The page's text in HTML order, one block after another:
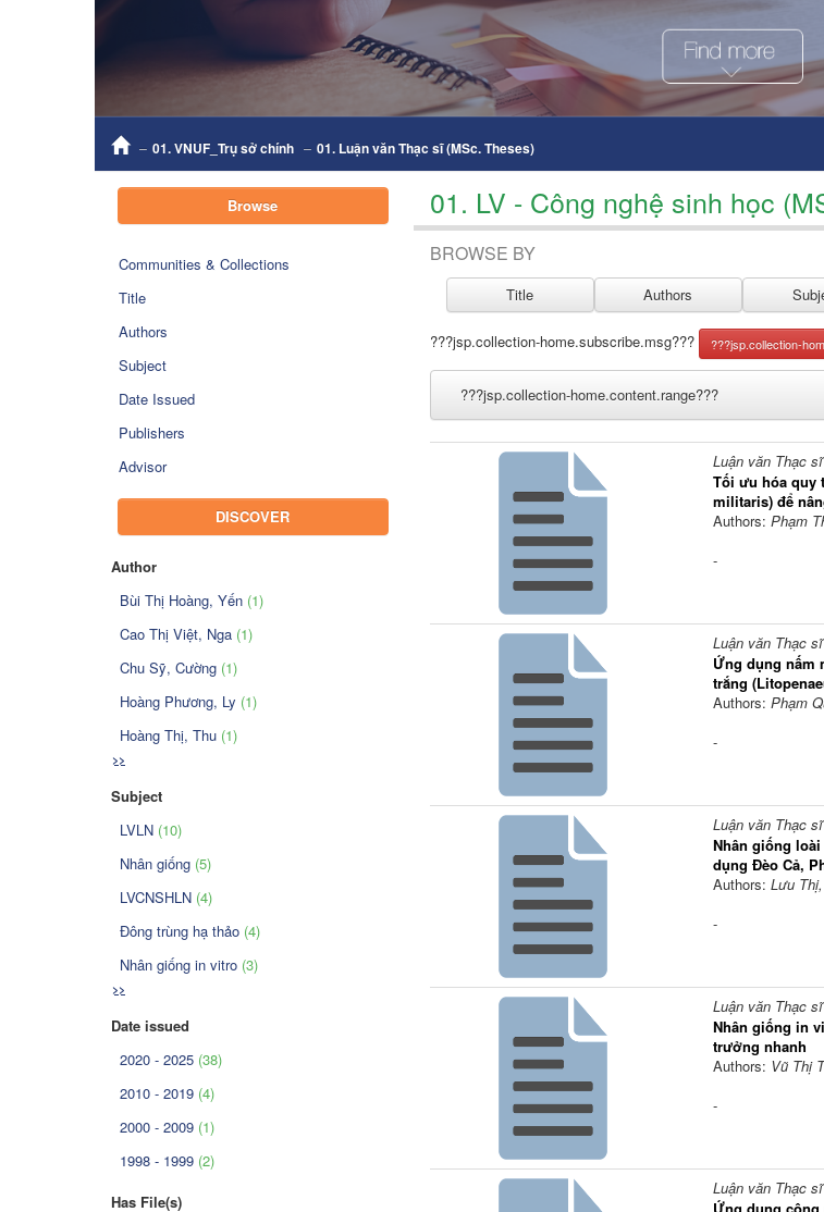
01. VNUF_Trụ sở chính 01. Luận văn Thạc sĩ (MSc. Theses)
Browse
Communities & Collections
Title
Authors
Subject
Date Issued
Publishers
Advisor
DISCOVER
Author
Bùi Thị Hoàng, Yến (1)
Cao Thị Việt, Nga (1)
Chu Sỹ, Cường (1)
Hoàng Phương, Ly (1)
Hoàng Thị, Thu (1)
>>
Subject
LVLN (10)
Nhân giống (5)
LVCNSHLN (4)
Đông trùng hạ thảo (4)
Nhân giống in vitro (3)
>>
Date issued
2020 - 2025 (38)
2010 - 2019 (4)
2000 - 2009 (1)
1998 - 1999 (2)
Has File(s)
01. LV - Công nghệ sinh học
BROWSE BY
???jsp.collection-home.subscribe.msg???
???jsp.collection-home.content.range???
Luận văn Thạc
Tối ưu hóa quy
militaris) để
Authors:Phạm
-
Luận văn Thạc
Ứng dụng nấm
trắng
Authors:Phạm
-
Luận văn Thạc
Nhân giống
dụng Đèo Cả,
Authors:Lưu
-
Luận văn Thạc
Nhân giống in
trưởng nhanh
Authors: Vũ Thị
-
Luận văn Thạc